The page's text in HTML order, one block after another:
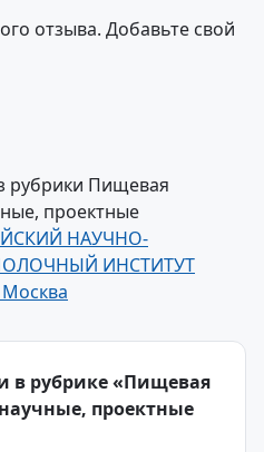
отзыва. Добавьте свой
рубрики Пищевая
проектные
НАУЧНО-
ИНСТИТУТ
в рубрике «Пищевая
проектные